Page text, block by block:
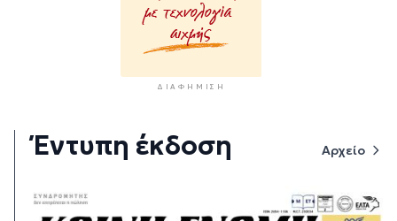
ΔΙΑΦΉΜΙΣΗ
Έντυπη έκδοση Αρχείο